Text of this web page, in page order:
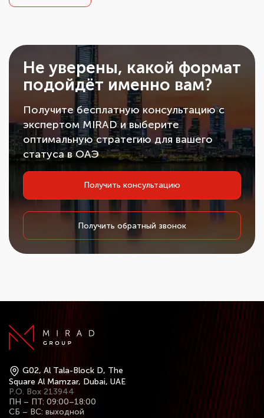
Не уверены, какой формат
подойдёт именно вам?
Получите бесплатную консультацию с
экспертом MIRAD и выберите
оптимальную стратегию для вашего
статуса в ОАЭ
Получить консультацию
Получить обратный звонок
G02, Al Tala-Block D, The
Square Al Mamzar, Dubai, UAE
P.O. Box 213944
ПН – ПТ: 09:00–18:00
СБ – ВС: выходной